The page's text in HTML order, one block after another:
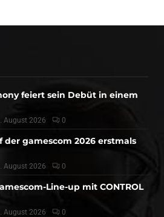
feiert sein Debüt in einem
August 2026 0
der gamescom 2026 erstmals
August 2026 0
Line-up mit CONTROL
August 2026 0